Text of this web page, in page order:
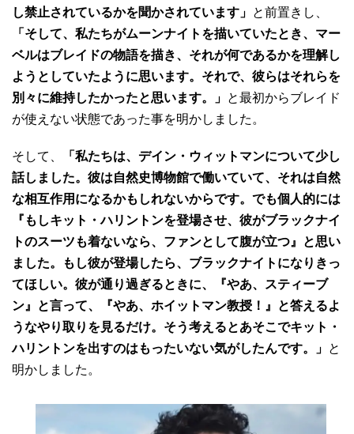
し禁止されているかを聞かされています」
と前置きし、
「そして、私たちがムーンナイトを描いていたとき、マー
ベルはブレイドの物語を描き、それが何であるかを理解し
ようとしていたように思います。それで、彼らはそれらを
別々に維持したかったと思います。」
と最初からブレイド
が使えない状態であった事を明かしました。
そして、
「私たちは、デイン・ウィットマンについて少し
話しました。彼は自然史博物館で働いていて、それは自然
な相互作用になるかもしれないからです。でも個人的には
『もしキット・ハリントンを登場させ、彼がブラックナイ
トのスーツも着ないなら、ファンとして腹が立つ』と思い
ました。もし彼が登場したら、ブラックナイトになりきっ
てほしい。彼が通り過ぎるときに、『やあ、スティーブ
ン』と言って、『やあ、ホイットマン教授！』と答えるよ
うなやり取りを見るだけ。そう考えるとあそこでキット・
ハリントンを出すのはもったいない気がしたんです。」
と
明かしました。